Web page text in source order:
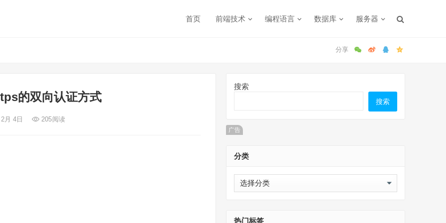
首页 前端技术 编程语言 数据库 服务器
的双向认证方式
月 4日 205阅读
搜索
搜索
广告
分类
分
类
热门标签